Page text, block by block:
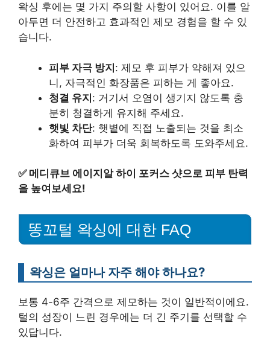
왁싱 후에는 몇 가지 주의할 사항이 있어요. 이를 알
아두면 더 안전하고 효과적인 제모 경험을 할 수 있
습니다.
피부 자극 방지: 제모 후 피부가 약해져 있으
니, 자극적인 화장품은 피하는 게 좋아요.
청결 유지: 거기서 오염이 생기지 않도록 충
분히 청결하게 유지해 주세요.
햇빛 차단: 햇볕에 직접 노출되는 것을 최소
화하여 피부가 더욱 회복하도록 도와주세요.
✅ 메디큐브 에이지알 하이 포커스 샷으로 피부 탄력
을 높여보세요!
똥꼬털 왁싱에 대한 FAQ
왁싱은 얼마나 자주 해야 하나요?
보통 4-6주 간격으로 제모하는 것이 일반적이에요.
털의 성장이 느린 경우에는 더 긴 주기를 선택할 수
있답니다.